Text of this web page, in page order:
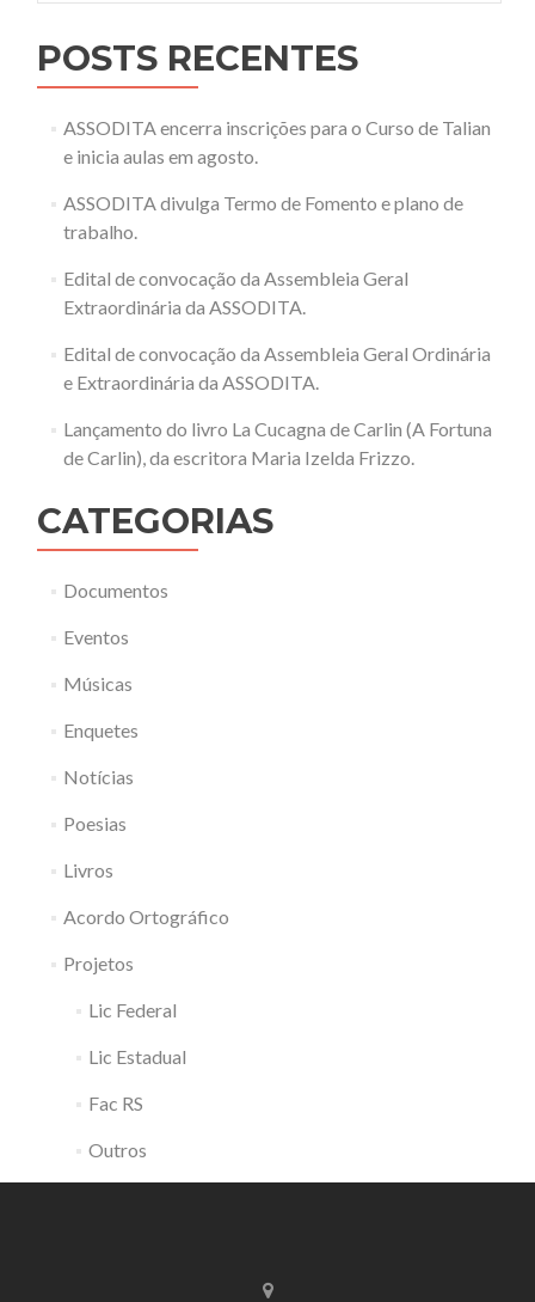
POSTS RECENTES
ASSODITA encerra inscrições para o Curso de Talian
e inicia aulas em agosto.
ASSODITA divulga Termo de Fomento e plano de
trabalho.
Edital de convocação da Assembleia Geral
Extraordinária da ASSODITA.
Edital de convocação da Assembleia Geral Ordinária
e Extraordinária da ASSODITA.
Lançamento do livro La Cucagna de Carlin (A Fortuna
de Carlin), da escritora Maria Izelda Frizzo.
CATEGORIAS
Documentos
Eventos
Músicas
Enquetes
Notícias
Poesias
Livros
Acordo Ortográfico
Projetos
Lic Federal
Lic Estadual
Fac RS
Outros